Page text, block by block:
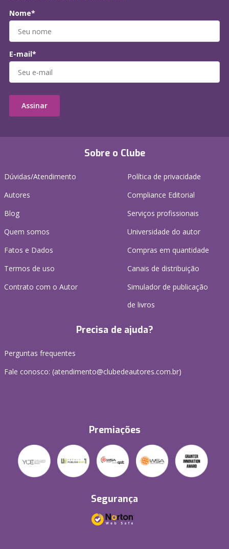
Sobre o Clube
Dúvidas/Atendimento
Autores
Blog
Quem somos
Fatos e Dados
Termos de uso
Contrato com o Autor
Política de privacidade
Compliance Editorial
Serviços profissionais
Universidade do autor
Compras em quantidade
Canais de distribuição
Simulador de publicação
de livros
Precisa de ajuda?
Perguntas frequentes
Fale conosco: (atendimento@clubedeautores.com.br)
Premiações
Segurança
Nome*
E-mail*
Assinar